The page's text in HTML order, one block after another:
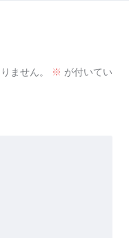
ません。 ※ が付いてい